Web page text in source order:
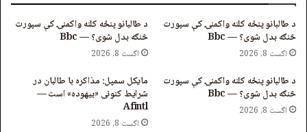
د طالبانو پنځه کلنه واکمنۍ کې سپورت
څنګه بدل شوی؟ — Bbc
اگست 8, 2026
د طالبانو پنځه کلنه واکمنۍ کې سپورت
څنګه بدل شوی؟ — Bbc
اگست 8, 2026
د طالبانو پنځه کلنه واکمنۍ کې سپورت
څنګه بدل شوی؟ — Bbc
اگست 8, 2026
مایکل سمپل: مذاکره با طالبان در
شرایط کنونی «بیهوده» است —
Afintl
اگست 8, 2026